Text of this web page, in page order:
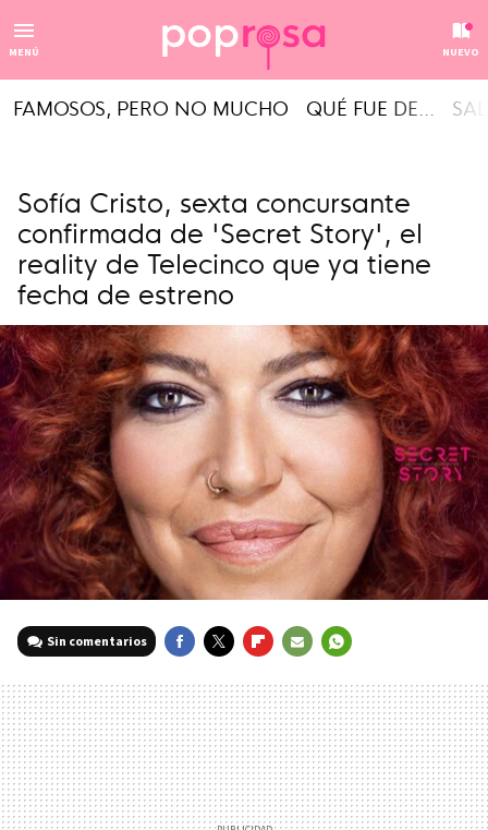
MENÚ NUEVO
FAMOSOS, PERO NO MUCHO QUÉ FUE DE...
Sofía Cristo, sexta concursante
confirmada de 'Secret Story', el
reality de Telecinco que ya tiene
fecha de estreno
Sin comentarios
MAIL